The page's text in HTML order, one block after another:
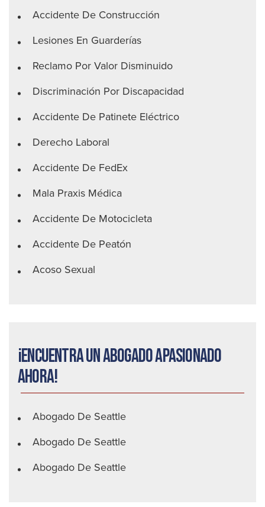
Accidente De Construcción
Lesiones En Guarderías
Reclamo Por Valor Disminuido
Discriminación Por Discapacidad
Accidente De Patinete Eléctrico
Derecho Laboral
Accidente De FedEx
Mala Praxis Médica
Accidente De Motocicleta
Accidente De Peatón
Acoso Sexual
¡Encuentra un abogado apasionado
ahora!
Abogado De Seattle
Abogado De Seattle
Abogado De Seattle